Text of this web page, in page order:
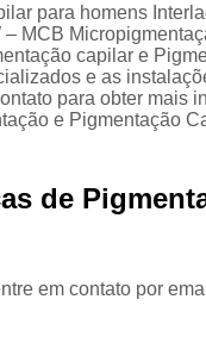
para homens
MCB
capilar e
e as
para obter mais
e Pigmentação
de
em contato por